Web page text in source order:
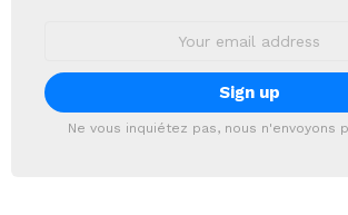
Ne vous inquiétez pas, nous n'envoyons